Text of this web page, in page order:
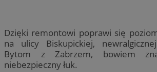
Dzięki remontowi poprawi się
na ulicy Biskupickiej,
Bytom z Zabrzem, bowiem
niebezpieczny łuk.